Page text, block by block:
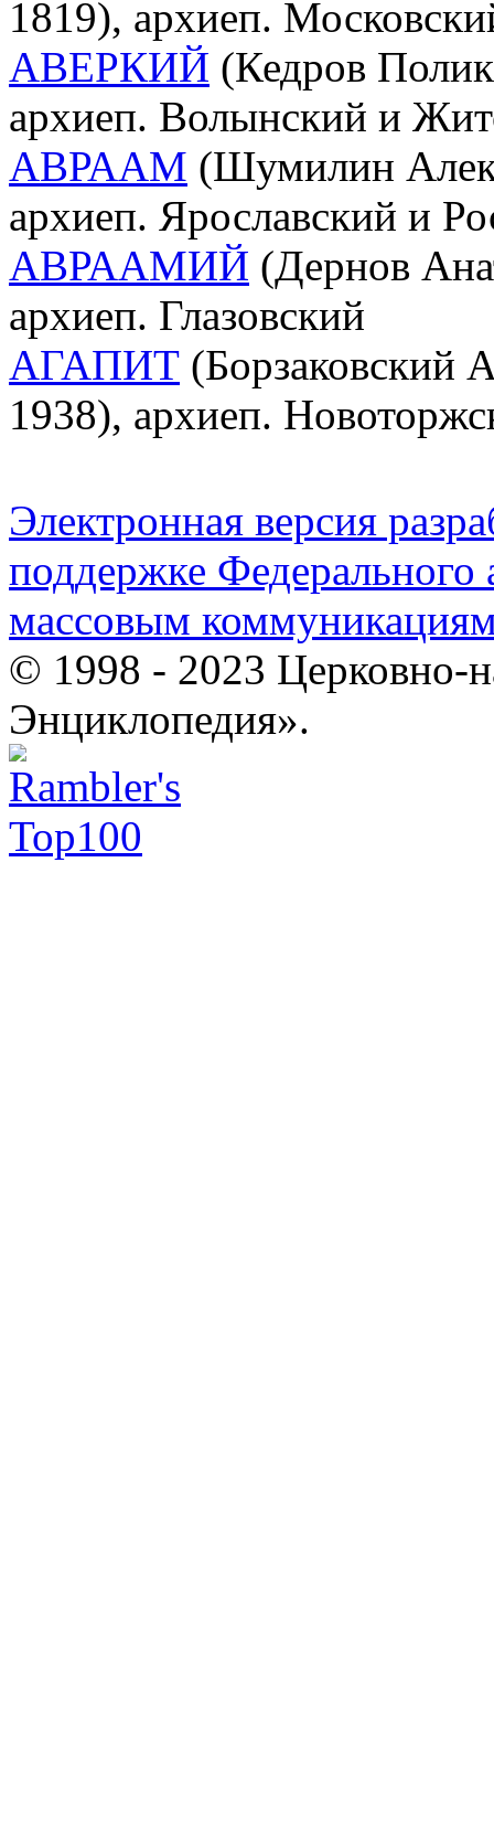
1819), архиеп.
АВЕРКИЙ (Кедров
архиеп. Волынский и
АВРААМ (Шумилин
архиеп. Ярославский и
АВРААМИЙ (Дернов
архиеп. Глазовский
АГАПИТ (Борзаковский
1938), архиеп.
Электронная версия
поддержке Федерального
массовым
© 1998 - 2023 Церковно-
Энциклопедия».